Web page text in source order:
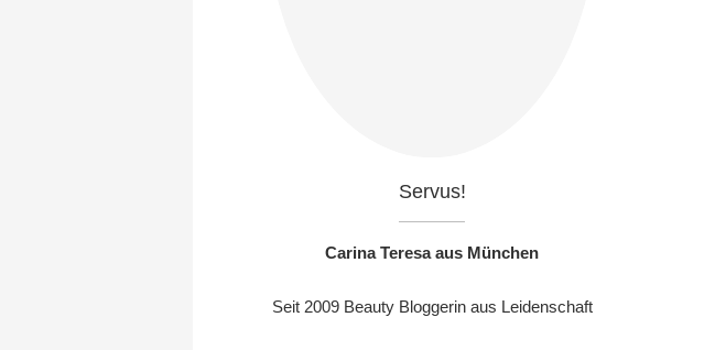
Servus!
Carina Teresa aus München
Seit 2009 Beauty Bloggerin aus Leidenschaft